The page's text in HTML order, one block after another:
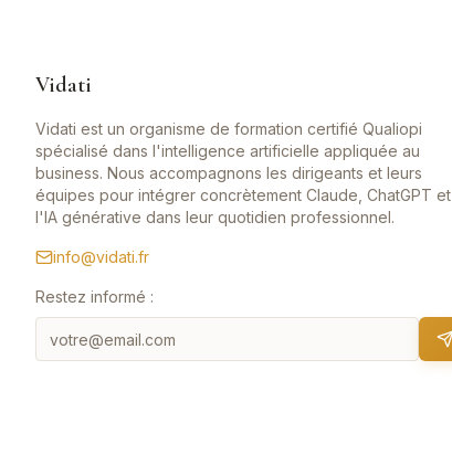
Vidati
Vidati est un organisme de formation certifié Qualiopi
spécialisé dans l'intelligence artificielle appliquée au
business. Nous accompagnons les dirigeants et leurs
équipes pour intégrer concrètement Claude, ChatGPT et
l'IA générative dans leur quotidien professionnel.
info@vidati.fr
Restez informé :